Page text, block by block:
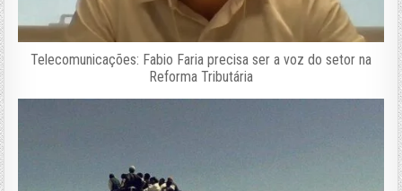
Telecomunicações: Fabio Faria precisa ser a voz do setor na
Reforma Tributária